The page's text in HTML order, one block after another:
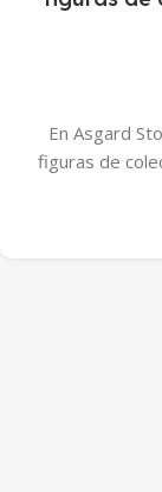
En Asgard
figuras de